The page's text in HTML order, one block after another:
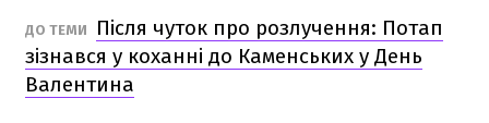
ДО ТЕМИ
Після чуток про розлучення: Потап
зізнався у коханні до Каменських у День
Валентина